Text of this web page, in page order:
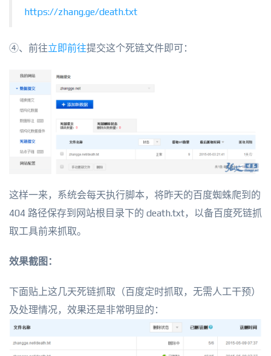
https://zhang.ge/death.txt
④、前往立即前往提交这个死链文件即可：
这样一来，系统会每天执行脚本，将昨天的百度蜘蛛爬到的
404 路径保存到网站根目录下的 death.txt，以备百度死链抓
取工具前来抓取。
效果截图：
下面贴上这几天死链抓取（百度定时抓取，无需人工干预）
及处理情况，效果还是非常明显的：